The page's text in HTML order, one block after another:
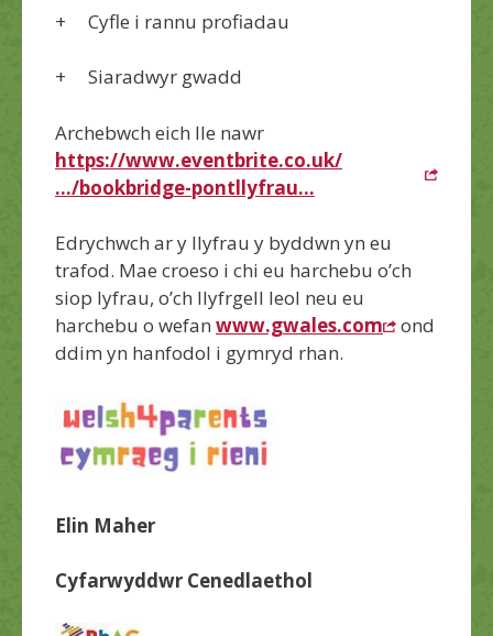
+ Cyfle i rannu profiadau
+ Siaradwyr gwadd
Archebwch eich lle nawr
https://www.eventbrite.co.uk/
…/bookbridge-pontllyfrau…
Edrychwch ar y llyfrau y byddwn yn eu
trafod. Mae croeso i chi eu harchebu o’ch
siop lyfrau, o’ch llyfrgell leol neu eu
harchebu o wefan www.gwales.com
ond
ddim yn hanfodol i gymryd rhan.
Elin Maher
Cyfarwyddwr Cenedlaethol